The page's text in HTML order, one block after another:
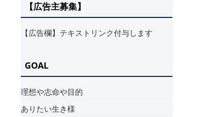
【広告主募集】
【広告欄】テキストリンク付与します
GOAL
理想や志命や目的
ありたい生き様